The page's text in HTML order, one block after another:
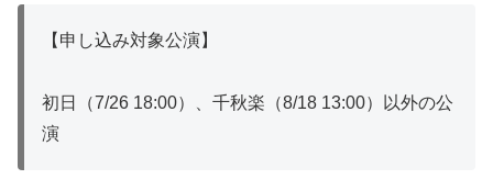
【申し込み対象公演】
初日（7/26 18:00）、千秋楽（8/18 13:00）以外の公
演